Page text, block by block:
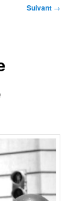
Suivant →